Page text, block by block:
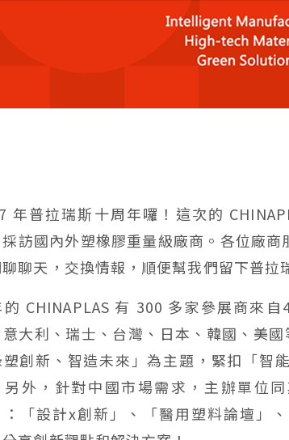
年普拉瑞斯十周年囉！這次的
訪國內外塑橡膠重量級廠商。各位廠
聊天，交換情報，順便幫我們留下普拉
的 CHINAPLAS 有 300 多家參展商來
大利、瑞士、台灣、日本、韓國、美
塑創新、智造未來」為主題，緊扣「智
另外，針對中國市場需求，主辦單位
「設計x創新」、「醫用塑料論壇」